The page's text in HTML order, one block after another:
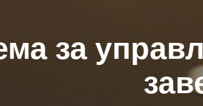
за